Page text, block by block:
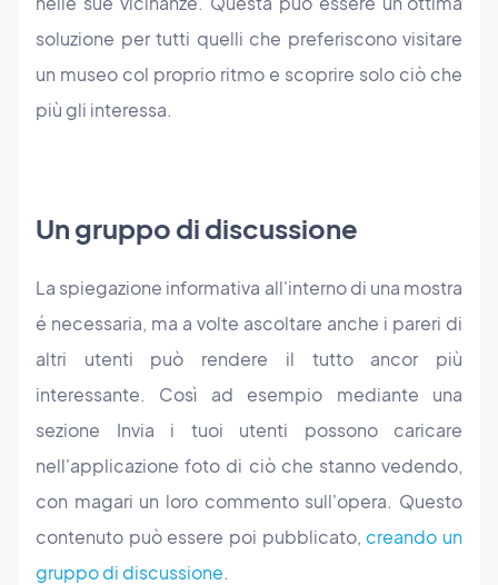
soluzione per tutti quelli che preferiscono visitare
un museo col proprio ritmo e scoprire solo ciò che
più gli interessa.
Un gruppo di discussione
La spiegazione informativa all'interno di una mostra
é necessaria, ma a volte ascoltare anche i pareri di
altri utenti può rendere il tutto ancor più
interessante. Così ad esempio mediante una
sezione Invia i tuoi utenti possono caricare
nell'applicazione foto di ciò che stanno vedendo,
con magari un loro commento sull'opera. Questo
contenuto può essere poi pubblicato, creando un
gruppo di discussione.